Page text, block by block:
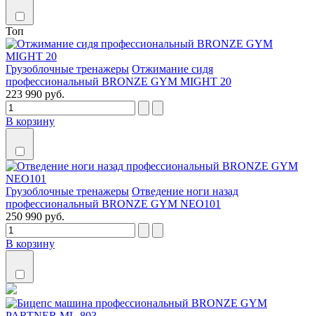
Топ
Грузоблочные тренажеры Отжимание сидя
профессиональный BRONZE GYM MIGHT 20
223 990 руб.
В корзину
Грузоблочные тренажеры Отведение ноги назад
профессиональный BRONZE GYM NEO101
250 990 руб.
В корзину